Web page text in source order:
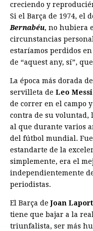
creciendo y
Si el Barça de 1974, el
Bernabéu, no hubiera
circunstancias
estaríamos perdidos
de “aquest any, sí”,
La época más dorada
servilleta de Leo Messi
de correr en el campo
contra de su voluntad,
al que durante varios
del fútbol mundial.
estandarte de la
simplemente, era el
independientemente
periodistas.
El Barça deJoan
tiene que bajar a la
triunfalista, ser más